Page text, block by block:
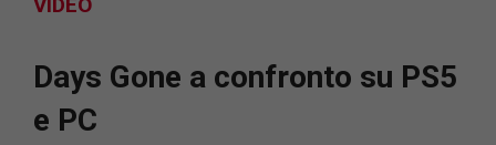
Days Gone a confronto su PS5
e PC